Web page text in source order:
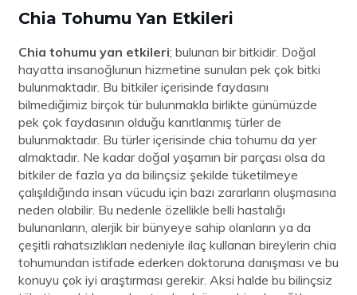
Chia Tohumu Yan Etkileri
Chia tohumu yan etkileri; bulunan bir bitkidir. Doğal
hayatta insanoğlunun hizmetine sunulan pek çok bitki
bulunmaktadır. Bu bitkiler içerisinde faydasını
bilmediğimiz birçok tür bulunmakla birlikte günümüzde
pek çok faydasının olduğu kanıtlanmış türler de
bulunmaktadır. Bu türler içerisinde chia tohumu da yer
almaktadır. Ne kadar doğal yaşamın bir parçası olsa da
bitkiler de fazla ya da bilinçsiz şekilde tüketilmeye
çalışıldığında insan vücudu için bazı zararların oluşmasına
neden olabilir. Bu nedenle özellikle belli hastalığı
bulunanların, alerjik bir bünyeye sahip olanların ya da
çeşitli rahatsızlıkları nedeniyle ilaç kullanan bireylerin chia
tohumundan istifade ederken doktoruna danışması ve bu
konuyu çok iyi araştırması gerekir. Aksi halde bu bilinçsiz